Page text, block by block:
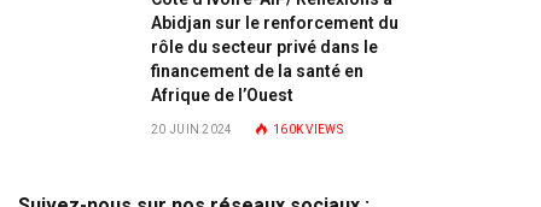
Abidjan sur le renforcement du
rôle du secteur privé dans le
financement de la santé en
Afrique de l’Ouest
20 JUIN 2024 160KVIEWS